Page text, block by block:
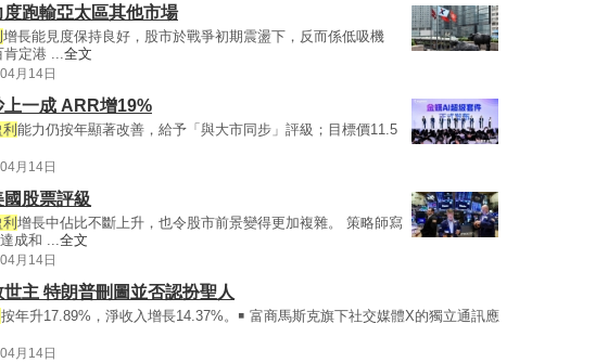
跑輸亞太區其他市場
增長能見度保持良好，股市於戰爭初期震盪下，反而係低吸機
肯定港 ...全文
月14日
一成 ARR增19%
能力仍按年顯著改善，給予「與大市同步」評級；目標價11.5
月14日
股票評級
增長中佔比不斷上升，也令股市前景變得更加複雜。 策略師寫
成和 ...全文
月14日
主 特朗普刪圖並否認扮聖人
按年升17.89%，淨收入增長14.37%。￭ 富商馬斯克旗下社交媒體X的獨立通訊應
月14日